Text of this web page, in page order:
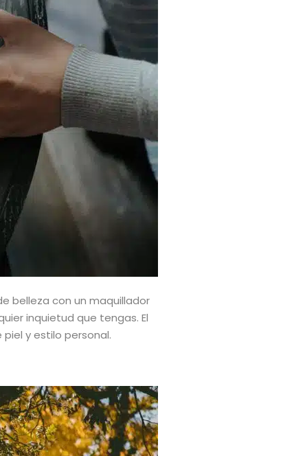
belleza con un maquillador
inquietud que tengas. El
y estilo personal.